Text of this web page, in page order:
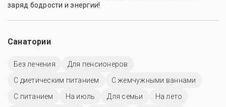
заряд бодрости и энергии!
Санатории
Без лечения
Для пенсионеров
С диетическим питанием
С жемчужными ваннами
С питанием
На июль Для семьи
На лето